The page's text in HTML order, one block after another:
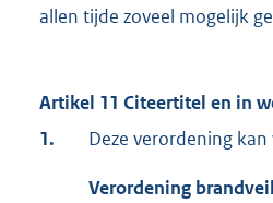
allen tijde zoveel mogelijk
Artikel 11 Citeertitel en in
1.
Deze verordening
Verordening